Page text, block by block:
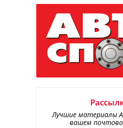
Лучшие материалы
вашем